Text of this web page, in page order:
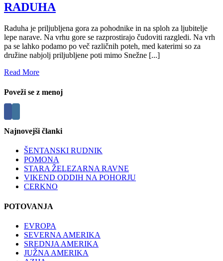
RADUHA
Raduha je priljubljena gora za pohodnike in na sploh za ljubitelje
lepe narave. Na vrhu gore se razprostirajo čudoviti razgledi. Na vrh
pa se lahko podamo po več različnih poteh, med katerimi so za
družine nabjolj priljubljene poti mimo Snežne [...]
Read More
Poveži se z menoj
Najnovejši članki
ŠENTANSKI RUDNIK
POMONA
STARA ŽELEZARNA RAVNE
VIKEND ODDIH NA POHORJU
CERKNO
POTOVANJA
EVROPA
SEVERNA AMERIKA
SREDNJA AMERIKA
JUŽNA AMERIKA